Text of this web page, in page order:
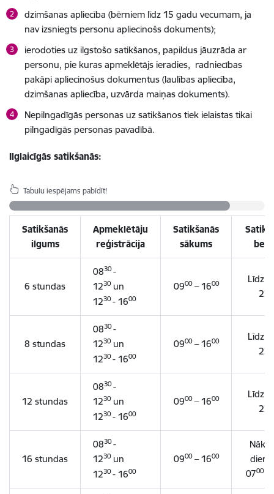
dzimšanas apliecība (bērniem līdz 15 gadu vecumam, ja
nav izsniegts personu apliecinošs dokuments);
ierodoties uz ilgstošo satikšanos, papildus jāuzrāda ar
personu, pie kuras apmeklētājs ieradies, radniecības
pakāpi apliecinošus dokumentus (laulības apliecība,
dzimšanas apliecība, uzvārda maiņas dokuments).
Nepilngadīgās personas uz satikšanos tiek ielaistas tikai
pilngadīgās personas pavadībā.
Ilglaicīgās satikšanās:
Tabulu iespējams pabīdīt!
Satikšanās
ilgums
Apmeklētāju
reģistrācija
Satikšanās
sākums
6 stundas
0830-
1230un
1230- 1600
0900– 1600
Līdz
22
8 stundas
0830-
1230un
1230- 1600
0900– 1600
Līdz
22
12 stundas
0830-
1230un
1230- 1600
0900– 1600
Līdz
22
16 stundas
0830-
1230un
1230- 1600
0900– 1600
0700-